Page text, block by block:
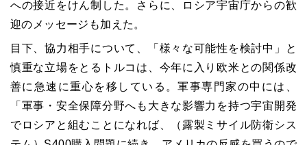
への接近をけん制した。さらに、ロシア宇宙庁からの歓
迎のメッセージも加えた。
目下、協力相手について、「様々な可能性を検討中」と
慎重な立場をとるトルコは、今年に入り欧米との関係改
善に急速に重心を移している。軍事専門家の中には、
「軍事・安全保障分野へも大きな影響力を持つ宇宙開発
でロシアと組むことになれば、（露製ミサイル防衛シス